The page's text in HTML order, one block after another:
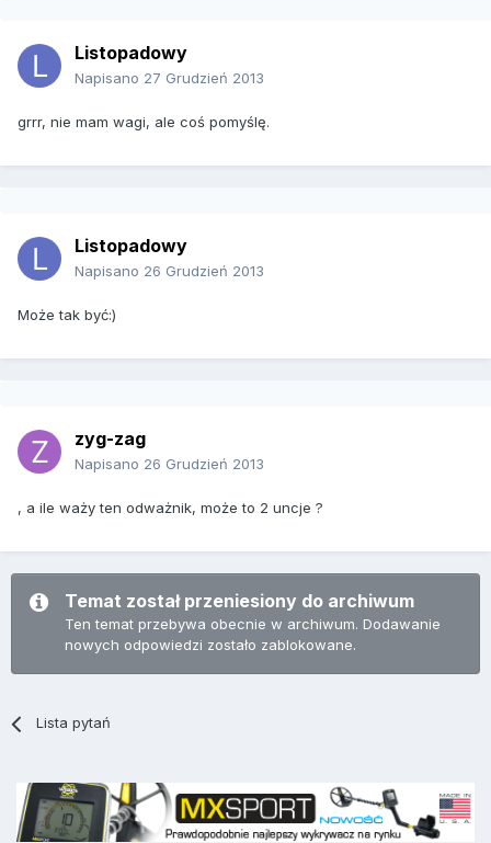
Listopadowy
Napisano 27 Grudzień 2013
grrr, nie mam wagi, ale coś pomyślę.
Listopadowy
Napisano 26 Grudzień 2013
Może tak być:)
zyg-zag
Napisano 26 Grudzień 2013
, a ile waży ten odważnik, może to 2 uncje ?
Temat został przeniesiony do archiwum
Ten temat przebywa obecnie w archiwum. Dodawanie
nowych odpowiedzi zostało zablokowane.
Lista pytań